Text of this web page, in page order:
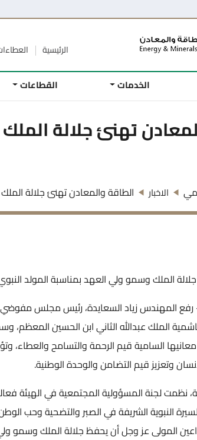
الرئيسية
الخدمات القطاعات
تهنئ جلالة
الاخبار الطاقة والمعادن تهنئ جلالة
الملك وسمو ولي العهد بمناسبة المولد
3 أيلول 2025 — رفع المهندس زياد السعايدة، رئيس
الملك عبدالله الثاني ابن الحسين المعظم،
السامية قيم الرحمة والتسامح والعطاء،
وتعزيز قيم التضامن والوحدة الوطنية.
نظمت لجنة المسؤولية المجتمعية في
النبوية الشريفة في الصبر والتضحية وحب
المولى عز وجل أن يحفظ جلالة الملك وسمو